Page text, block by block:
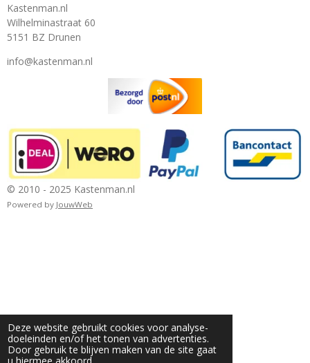
Deze website gebruikt cookies voor analyse-
doeleinden en/of het tonen van advertenties.
Door gebruik te blijven maken van de site gaat
Kastenman.nl
Wilhelminastraat 60
5151 BZ Drunen
info@kastenman.nl
© 2010 - 2025 Kastenman.nl
Powered by JouwWeb